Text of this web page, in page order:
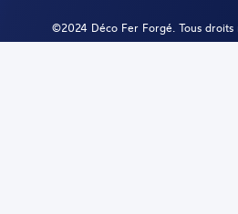
©2024 Déco Fer Forgé. Tous droits